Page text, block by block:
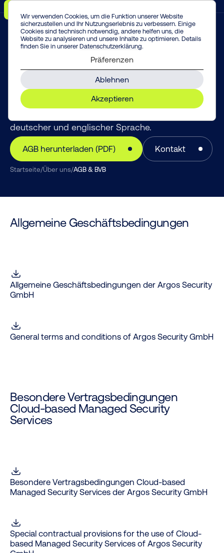
Wir verwenden Cookies, um die Funktion unserer Website
sicherzustellen und Ihr Nutzungserlebnis zu verbessern. Einige
Cookies sind technisch notwendig, andere helfen uns, die
Website zu analysieren und unsere Inhalte zu optimieren. Details
finden Sie in unserer Datenschutzerklärung.
Präferenzen
Ablehnen
Akzeptieren
Enter
Menü Vorfall melden!
Startseite/Über uns/AGB & BVB
AGB & BVB
Hier finden Sie unsere Allgemeinen
Geschäftsbedingungen (AGB) und Besonderen
deutscher und englischer Sprache.
AGB herunterladen (PDF) Kontakt
Allgemeine Geschäftsbedingungen
Allgemeine Geschäftsbedingungen der Argos Security
GmbH
General terms and conditions of Argos Security GmbH
Besondere Vertragsbedingungen
Cloud-based Managed Security
Services
Besondere Vertragsbedingungen Cloud-based
Managed Security Services der Argos Security GmbH
Special contractual provisions for the use of Cloud-
based Managed Security Services of Argos Security